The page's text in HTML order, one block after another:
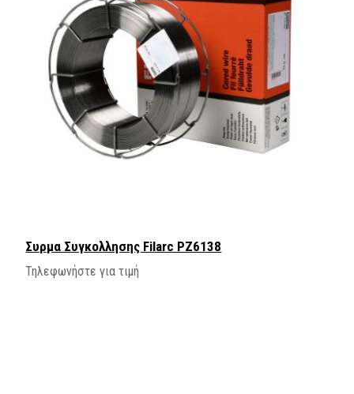
Συρμα Συγκολλησης Filarc PZ6138
Τηλεφωνήστε για τιμή